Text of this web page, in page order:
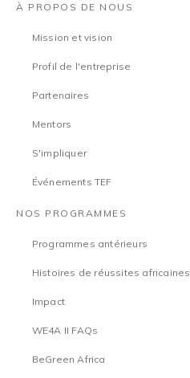
À PROPOS DE NOUS
Mission et vision
Profil de l'entreprise
Partenaires
Mentors
S'impliquer
Événements TEF
NOS PROGRAMMES
Programmes antérieurs
Histoires de réussites africaines
Impact
WE4A II FAQs
BeGreen Africa